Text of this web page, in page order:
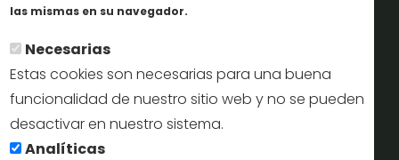
las mismas en su navegador.
Necesarias
Estas cookies son necesarias para una buena
funcionalidad de nuestro sitio web y no se pueden
desactivar en nuestro sistema.
Analíticas
Perfil del contratante
Oficinas de Turismo
reservas@turismodesegovia.com
info@turismodesegovia.com